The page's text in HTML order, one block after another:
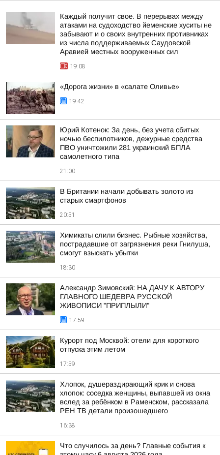
Каждый получит свое. В перерывах между
атаками на судоходство йеменские хуситы не
забывают и о своих внутренних противниках
из числа поддерживаемых Саудовской
Аравией местных вооруженных сил
19:08
«Дорога жизни» в «салате Оливье»
19:42
Юрий Котенок: За день, без учета сбитых
ночью беспилотников, дежурные средства
ПВО уничтожили 281 украинский БПЛА
самолетного типа
21:00
В Британии начали добывать золото из
старых смартфонов
20:51
Химикаты слили бизнес. Рыбные хозяйства,
пострадавшие от загрязнения реки Гнилуша,
смогут взыскать убытки
18:30
Александр Зимовский: НА ДАЧУ К АВТОРУ
ГЛАВНОГО ШЕДЕВРА РУССКОЙ
ЖИВОПИСИ "ПРИПЛЫЛИ"
17:59
Курорт под Москвой: отели для короткого
отпуска этим летом
17:59
Хлопок, душераздирающий крик и снова
хлопок: соседка женщины, выпавшей из окна
вслед за ребёнком в Раменском, рассказала
РЕН ТВ детали произошедшего
16:38
Что случилось за день? Главные события к